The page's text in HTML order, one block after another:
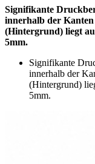
Signifikante
innerhalb der Kanten
(Hintergrund) liegt
5mm.
Signifikante
innerhalb der
(Hintergrund)
5mm.